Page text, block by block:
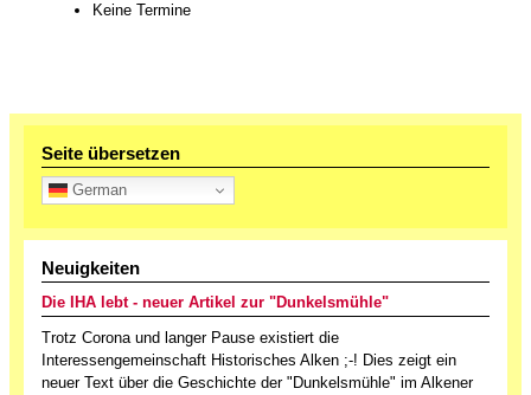
Keine Termine
Seite übersetzen
German
Neuigkeiten
Die IHA lebt - neuer Artikel zur "Dunkelsmühle"
Trotz Corona und langer Pause existiert die
Interessengemeinschaft Historisches Alken ;-! Dies zeigt ein
neuer Text über die Geschichte der "Dunkelsmühle" im Alkener